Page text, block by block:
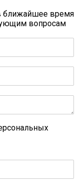
ближайшее время
вопросам